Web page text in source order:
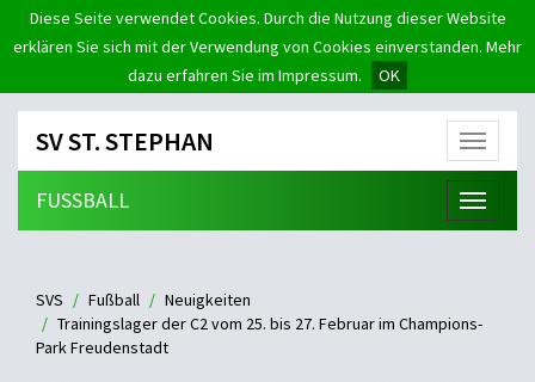
Diese Seite verwendet Cookies. Durch die Nutzung dieser Website
erklären Sie sich mit der Verwendung von Cookies einverstanden. Mehr
dazu erfahren Sie im Impressum.
OK
Menü
SV ST. STEPHAN
Menü
FUSSBALL
SVS Fußball
Neuigkeiten
Trainingslager der C2 vom 25. bis 27. Februar im Champions-
Park Freudenstadt